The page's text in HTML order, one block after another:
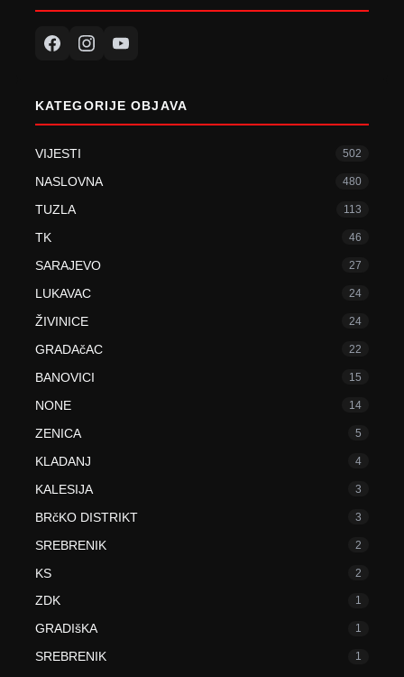
KATEGORIJE OBJAVA
VIJESTI 502
NASLOVNA 480
TUZLA 113
TK 46
SARAJEVO 27
LUKAVAC 24
ŽIVINICE 24
GRADAčAC 22
BANOVICI 15
NONE 14
ZENICA 5
KLADANJ 4
KALESIJA 3
BRčKO DISTRIKT 3
SREBRENIK 2
KS 2
ZDK 1
GRADIšKA 1
SREBRENIK 1